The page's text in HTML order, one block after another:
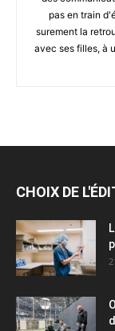
pas en train
surement la
avec ses filles, à
CHOIX DE